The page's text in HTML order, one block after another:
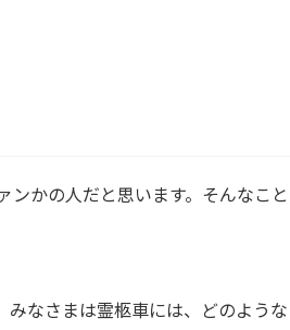
かの人だと思います。そんなこと
なさまは霊柩車には、どのような